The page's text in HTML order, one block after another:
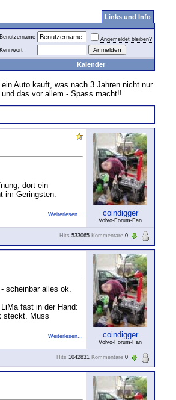
Links und Info
Benutzername
Angemeldet bleiben?
Kennwort
Kalender
Auto kauft, was nach 3 Jahren nicht nur
das vor allem - Spass macht!!
dort ein
im Geringsten.
Weiterlesen... coindigger
Volvo-Forum-Fan
Hits 533065 Kommentare 0
scheinbar alles ok.
fast in der Hand:
steckt. Muss
Weiterlesen... coindigger
Volvo-Forum-Fan
Hits 1042831 Kommentare 0